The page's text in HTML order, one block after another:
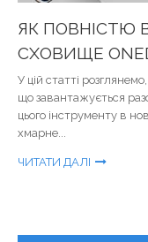
ЯК ПОВНІСТЮ
СХОВИЩЕ
У цій статті
що завантажується
цього інструменту в
хмарне...
ЧИТАТИ ДАЛІ